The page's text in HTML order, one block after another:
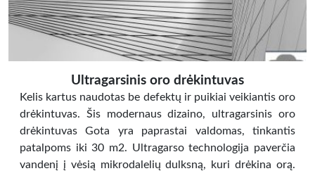
Ultragarsinis oro drėkintuvas
Kelis kartus naudotas be defektų ir puikiai veikiantis oro
drėkintuvas. Šis modernaus dizaino, ultragarsinis oro
drėkintuvas Gota yra paprastai valdomas, tinkantis
patalpoms iki 30 m2. Ultragarso technologija paverčia
vandenį į vėsią mikrodalelių dulksną, kuri drėkina orą.